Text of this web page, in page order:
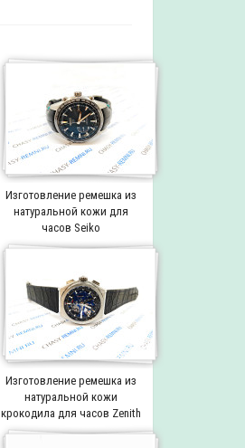
Изготовление ремешка из
натуральной кожи для
часов Seiko
Изготовление ремешка из
натуральной кожи
крокодила для часов Zenith